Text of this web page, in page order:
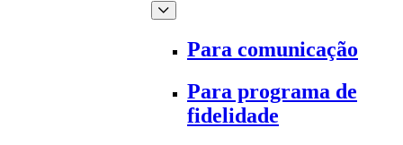
Para comunicação
Para programa de
fidelidade